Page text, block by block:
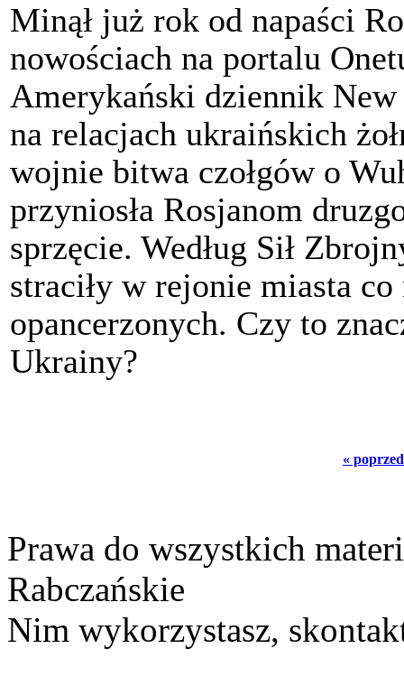
Minął już rok od napaści
nowościach na portalu
Amerykański dziennik New
na relacjach ukraińskich
wojnie bitwa czołgów o
przyniosła Rosjanom
sprzęcie. Według Sił
straciły w rejonie miasta
opancerzonych. Czy to
Ukrainy?
«
Prawa do wszystkich
Rabczańskie
Nim wykorzystasz,